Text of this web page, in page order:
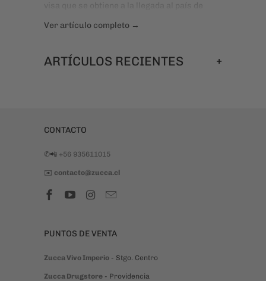
destino. Hay 175 países que permiten la
Ver artículo completo →
+
ARTÍCULOS RECIENTES
CONTACTO
✆📲 +56 935611015
✉️ contacto@zucca.cl
PUNTOS DE VENTA
Zucca Vivo Imperio - Stgo. Centro
Zucca Drugstore - Providencia